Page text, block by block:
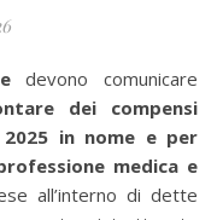
devono comunicare
dei compensi
2025 in nome e per
medica e
all’interno di dette